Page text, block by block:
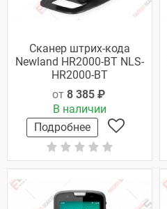
Сканер штрих-кода
Newland HR2000-BT NLS-
HR2000-BT
от 8 385 ₽
В наличии
Подробнее